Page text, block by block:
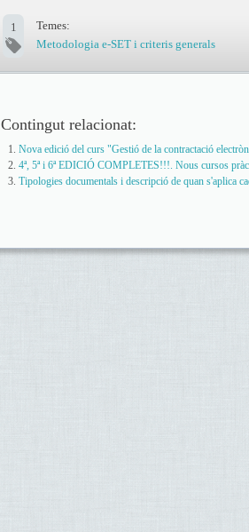
1
Temes:
Metodologia e-SET i criteris generals
Contingut relacionat:
Nova edició del curs "Gestió de la contractació
4ª, 5ª i 6ª EDICIÓ COMPLETES!!!. Nous cursos
Tipologies documentals i descripció de quan s'aplica